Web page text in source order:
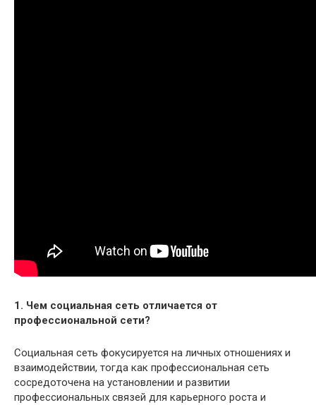
1. Чем социальная сеть отличается от
профессиональной сети?
Социальная сеть фокусируется на личных отношениях и
взаимодействии, тогда как профессиональная сеть
сосредоточена на установлении и развитии
профессиональных связей для карьерного роста и